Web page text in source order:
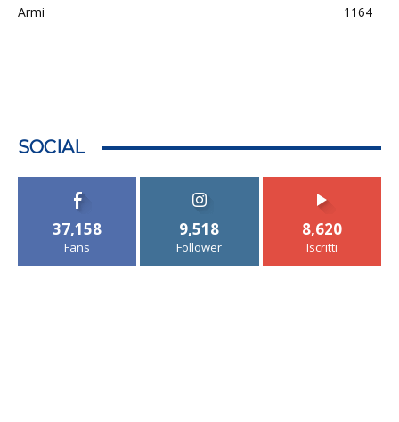
Armi
1164
SOCIAL
37,158
Fans
9,518
Follower
8,620
Iscritti